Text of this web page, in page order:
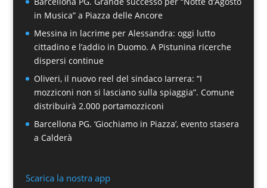
in Musica” a Piazza delle Ancore
Messina in lacrime per Alessandra: oggi lutto
cittadino e l’addio in Duomo. A Pistunina ricerche
dispersi continue
Oliveri, il nuovo reel del sindaco Iarrera: “I
mozziconi non si lasciano sulla spiaggia”. Comune
distribuirà 2.000 portamozziconi
Barcellona PG. ‘Giochiamo in Piazza’, evento stasera
a Calderà
Scarica la nostra app